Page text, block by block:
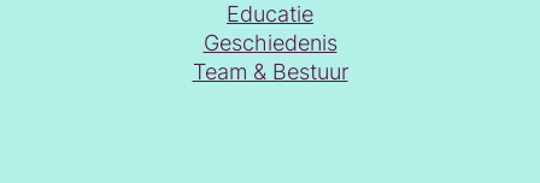
Educatie
Geschiedenis
Team & Bestuur